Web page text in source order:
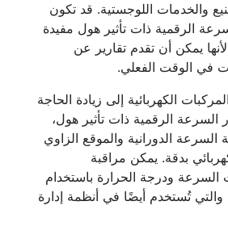
والخدمات اللوجستية. قد تكون
الرقمية ذات تأثير هول مفيدة
يمكن أن تقدم تقارير عن
في الوقت الفعلي.
الكهربائية إلى زيادة الحاجة
السرعة الرقمية ذات تأثير هول،
السرعة الدورانية والموقع الزاوي
بدقة. يمكن مراقبة
ودرجة الحرارة باستخدام
تُستخدم أيضًا في أنظمة إدارة